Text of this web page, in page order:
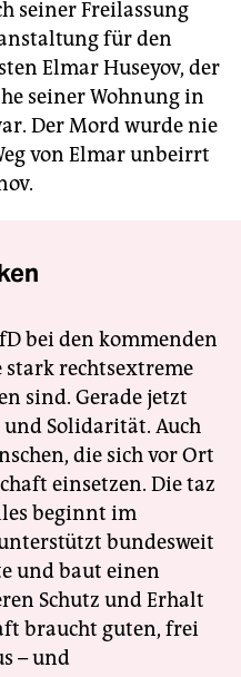
seiner Freilassung
für den
Elmar Huseyov, der
seiner Wohnung in
Der Mord wurde nie
von Elmar unbeirrt
bei den kommenden
stark rechtsextreme
sind. Gerade jetzt
Solidarität. Auch
die sich vor Ort
einsetzen. Die taz
beginnt im
bundesweit
und baut einen
Schutz und Erhalt
braucht guten, frei
– und